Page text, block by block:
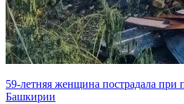
59-летняя женщина пострадала при
Башкирии